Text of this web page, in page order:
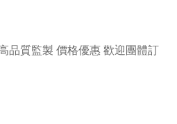
品質監製 價格優惠 歡迎團體訂